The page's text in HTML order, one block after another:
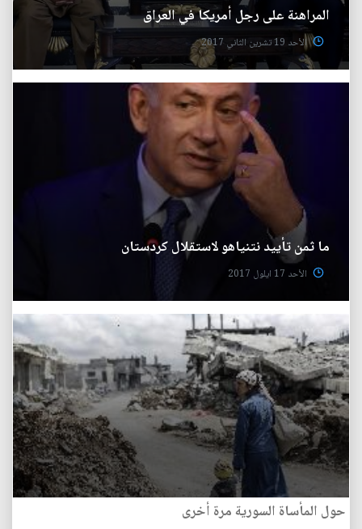
المراهنة على رجل أمريكا في العراق
الأحد 19 تشرين الثاني 2017
ما ثمن تأييد نتنياهو لاستقلال كردستان
الأحد 17 ايلول 2017
حول المأساة السورية مرة أخرى